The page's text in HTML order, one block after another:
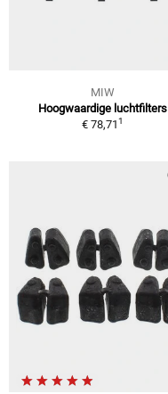
MIW
Hoogwaardige luchtfilters
€ 78,711